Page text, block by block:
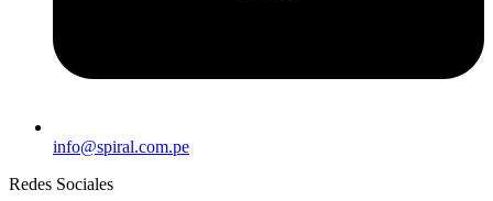
info@spiral.com.pe
Redes Sociales